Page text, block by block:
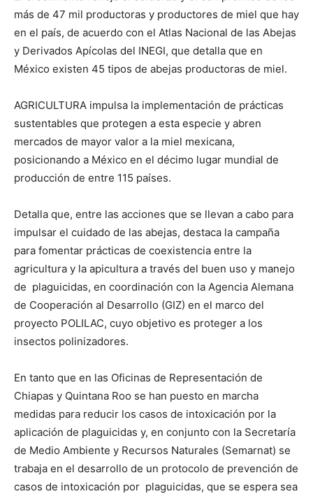
más de 47 mil productoras y productores de miel que hay
en el país, de acuerdo con el Atlas Nacional de las Abejas
y Derivados Apícolas del INEGI, que detalla que en
México existen 45 tipos de abejas productoras de miel.
AGRICULTURA impulsa la implementación de prácticas
sustentables que protegen a esta especie y abren
mercados de mayor valor a la miel mexicana,
posicionando a México en el décimo lugar mundial de
producción de entre 115 países.
Detalla que, entre las acciones que se llevan a cabo para
impulsar el cuidado de las abejas, destaca la campaña
para fomentar prácticas de coexistencia entre la
agricultura y la apicultura a través del buen uso y manejo
de plaguicidas, en coordinación con la Agencia Alemana
de Cooperación al Desarrollo (GIZ) en el marco del
proyecto POLILAC, cuyo objetivo es proteger a los
insectos polinizadores.
En tanto que en las Oficinas de Representación de
Chiapas y Quintana Roo se han puesto en marcha
medidas para reducir los casos de intoxicación por la
aplicación de plaguicidas y, en conjunto con la Secretaría
de Medio Ambiente y Recursos Naturales (Semarnat) se
trabaja en el desarrollo de un protocolo de prevención de
casos de intoxicación por plaguicidas, que se espera sea